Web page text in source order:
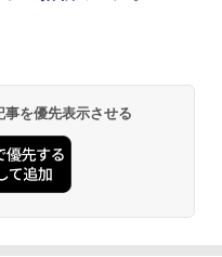
を優先表示させる